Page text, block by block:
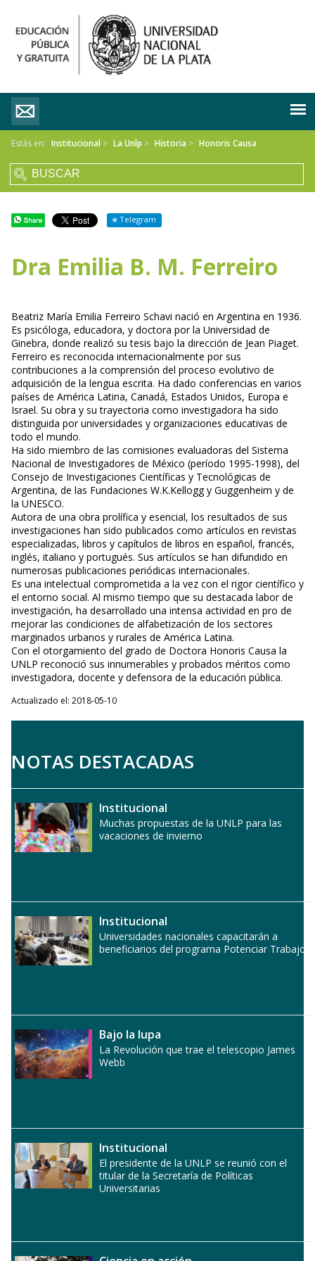
Estás en: Institucional > La Unlp > Historia > Honoris Causa
Telegram
Dra Emilia B. M. Ferreiro
Beatriz María Emilia Ferreiro Schavi nació en Argentina en 1936.
Es psicóloga, educadora, y doctora por la Universidad de
Ginebra, donde realizó su tesis bajo la dirección de Jean Piaget.
Ferreiro es reconocida internacionalmente por sus
contribuciones a la comprensión del proceso evolutivo de
adquisición de la lengua escrita. Ha dado conferencias en varios
países de América Latina, Canadá, Estados Unidos, Europa e
Israel. Su obra y su trayectoria como investigadora ha sido
distinguida por universidades y organizaciones educativas de
todo el mundo.
Ha sido miembro de las comisiones evaluadoras del Sistema
Nacional de Investigadores de México (período 1995-1998), del
Consejo de Investigaciones Científicas y Tecnológicas de
Argentina, de las Fundaciones W.K.Kellogg y Guggenheim y de
la UNESCO.
Autora de una obra prolífica y esencial, los resultados de sus
investigaciones han sido publicados como artículos en revistas
especializadas, libros y capítulos de libros en español, francés,
inglés, italiano y portugués. Sus artículos se han difundido en
numerosas publicaciones periódicas internacionales.
Es una intelectual comprometida a la vez con el rigor científico y
el entorno social. Al mismo tiempo que su destacada labor de
investigación, ha desarrollado una intensa actividad en pro de
mejorar las condiciones de alfabetización de los sectores
marginados urbanos y rurales de América Latina.
Con el otorgamiento del grado de Doctora Honoris Causa la
UNLP reconoció sus innumerables y probados méritos como
investigadora, docente y defensora de la educación pública.
Actualizado el: 2018-05-10
NOTAS DESTACADAS
Institucional
Muchas propuestas de la UNLP para las
vacaciones de invierno
Institucional
Universidades nacionales capacitarán a
beneficiarios del programa Potenciar Trabajo
Bajo la lupa
La Revolución que trae el telescopio James
Webb
Institucional
El presidente de la UNLP se reunió con el
titular de la Secretaría de Políticas
Universitarias